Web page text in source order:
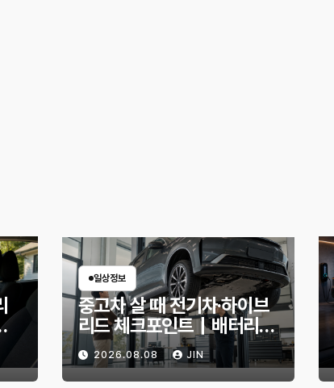
일상정보
중고차 살 때 전기차·하이브
리드 체크포인트｜배터리
상태 확인법과 놓치기 쉬운
위험 신호
2026.08.08 JIN